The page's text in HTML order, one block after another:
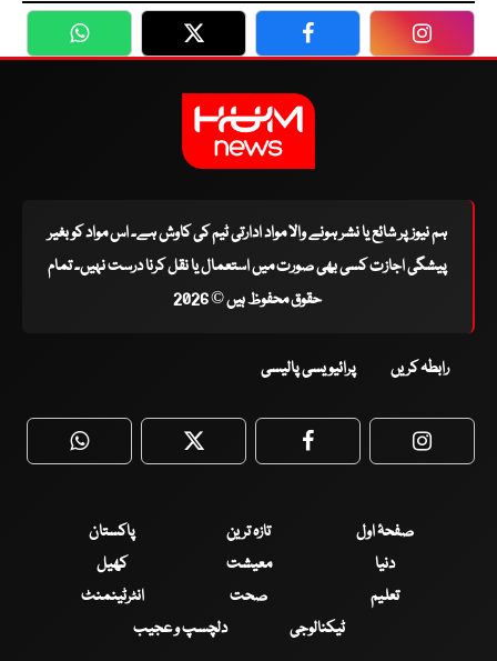
WhatsApp Twitter Facebook
ہم نیوز پر شائع یا نشر ہونے والا مواد ادارتی ٹیم کی کاوش ہے۔ اس مواد کو بغیر
پیشگی اجازت کسی بھی صورت میں استعمال یا نقل کرنا درست نہیں۔ تمام
حقوق محفوظ ہیں © 2026
رابطہ کریں پرائیویسی پالیسی
WhatsApp Twitter Facebook
صفحۂ اول تازہ ترین
پاکستان
دنیا
معیشت
کھیل
تعلیم
صحت
انٹرٹینمنٹ
ٹیکنالوجی
دلچسپ و عجیب